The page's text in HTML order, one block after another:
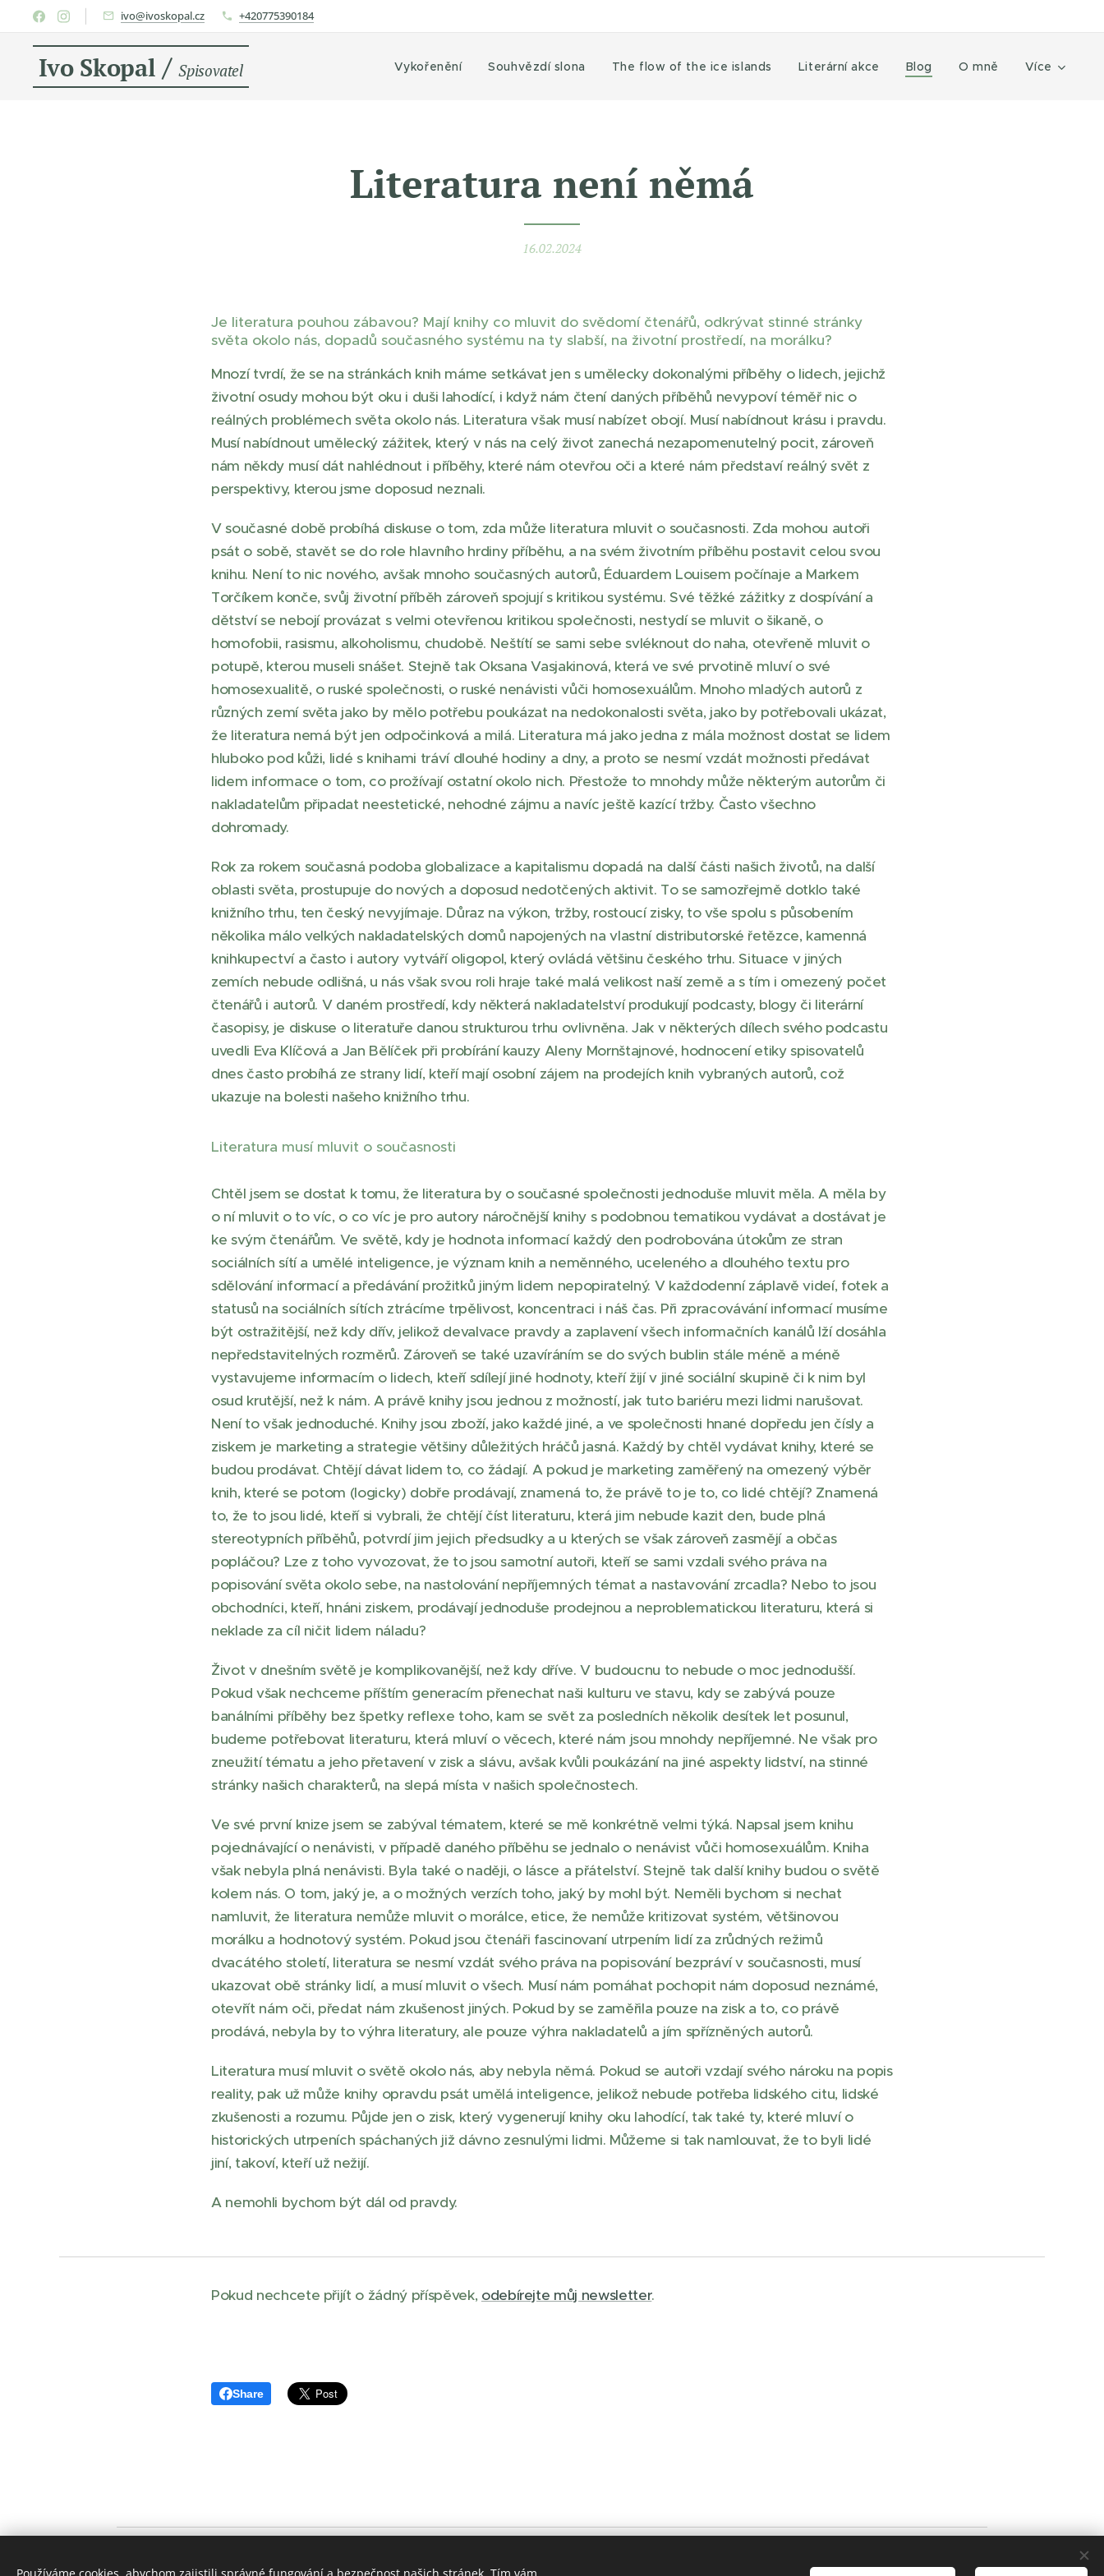
ivo@ivoskopal.cz +420775390184
Ivo Skopal /Spisovatel Vykořenění Souhvězdí slona The flow of the ice islands Literární akce Blog O mně Více
Literatura není němá
16.02.2024
Je literatura pouhou zábavou? Mají knihy co mluvit do svědomí čtenářů, odkrývat stinné stránky
světa okolo nás, dopadů současného systému na ty slabší, na životní prostředí, na morálku?
Mnozí tvrdí, že se na stránkách knih máme setkávat jen s umělecky dokonalými příběhy o lidech, jejichž
životní osudy mohou být oku i duši lahodící, i když nám čtení daných příběhů nevypoví téměř nic o
reálných problémech světa okolo nás. Literatura však musí nabízet obojí. Musí nabídnout krásu i pravdu.
Musí nabídnout umělecký zážitek, který v nás na celý život zanechá nezapomenutelný pocit, zároveň
nám někdy musí dát nahlédnout i příběhy, které nám otevřou oči a které nám představí reálný svět z
perspektivy, kterou jsme doposud neznali.
V současné době probíhá diskuse o tom, zda může literatura mluvit o současnosti. Zda mohou autoři
psát o sobě, stavět se do role hlavního hrdiny příběhu, a na svém životním příběhu postavit celou svou
knihu. Není to nic nového, avšak mnoho současných autorů, Éduardem Louisem počínaje a Markem
Torčíkem konče, svůj životní příběh zároveň spojují s kritikou systému. Své těžké zážitky z dospívání a
dětství se nebojí provázat s velmi otevřenou kritikou společnosti, nestydí se mluvit o šikaně, o
homofobii, rasismu, alkoholismu, chudobě. Neštítí se sami sebe svléknout do naha, otevřeně mluvit o
potupě, kterou museli snášet. Stejně tak Oksana Vasjakinová, která ve své prvotině mluví o své
homosexualitě, o ruské společnosti, o ruské nenávisti vůči homosexuálům. Mnoho mladých autorů z
různých zemí světa jako by mělo potřebu poukázat na nedokonalosti světa, jako by potřebovali ukázat,
že literatura nemá být jen odpočinková a milá. Literatura má jako jedna z mála možnost dostat se lidem
hluboko pod kůži, lidé s knihami tráví dlouhé hodiny a dny, a proto se nesmí vzdát možnosti předávat
lidem informace o tom, co prožívají ostatní okolo nich. Přestože to mnohdy může některým autorům či
nakladatelům připadat neestetické, nehodné zájmu a navíc ještě kazící tržby. Často všechno
dohromady.
Rok za rokem současná podoba globalizace a kapitalismu dopadá na další části našich životů, na další
oblasti světa, prostupuje do nových a doposud nedotčených aktivit. To se samozřejmě dotklo také
knižního trhu, ten český nevyjímaje. Důraz na výkon, tržby, rostoucí zisky, to vše spolu s působením
několika málo velkých nakladatelských domů napojených na vlastní distributorské řetězce, kamenná
knihkupectví a často i autory vytváří oligopol, který ovládá většinu českého trhu. Situace v jiných
zemích nebude odlišná, u nás však svou roli hraje také malá velikost naší země a s tím i omezený počet
čtenářů i autorů. V daném prostředí, kdy některá nakladatelství produkují podcasty, blogy či literární
časopisy, je diskuse o literatuře danou strukturou trhu ovlivněna. Jak v některých dílech svého podcastu
uvedli Eva Klíčová a Jan Bělíček při probírání kauzy Aleny Mornštajnové, hodnocení etiky spisovatelů
dnes často probíhá ze strany lidí, kteří mají osobní zájem na prodejích knih vybraných autorů, což
ukazuje na bolesti našeho knižního trhu.
Literatura musí mluvit o současnosti
Chtěl jsem se dostat k tomu, že literatura by o současné společnosti jednoduše mluvit měla. A měla by
o ní mluvit o to víc, o co víc je pro autory náročnější knihy s podobnou tematikou vydávat a dostávat je
ke svým čtenářům. Ve světě, kdy je hodnota informací každý den podrobována útokům ze stran
sociálních sítí a umělé inteligence, je význam knih a neměnného, uceleného a dlouhého textu pro
sdělování informací a předávání prožitků jiným lidem nepopiratelný. V každodenní záplavě videí, fotek a
statusů na sociálních sítích ztrácíme trpělivost, koncentraci i náš čas. Při zpracovávání informací musíme
být ostražitější, než kdy dřív, jelikož devalvace pravdy a zaplavení všech informačních kanálů lží dosáhla
nepředstavitelných rozměrů. Zároveň se také uzavíráním se do svých bublin stále méně a méně
vystavujeme informacím o lidech, kteří sdílejí jiné hodnoty, kteří žijí v jiné sociální skupině či k nim byl
osud krutější, než k nám. A právě knihy jsou jednou z možností, jak tuto bariéru mezi lidmi narušovat.
Není to však jednoduché. Knihy jsou zboží, jako každé jiné, a ve společnosti hnané dopředu jen čísly a
ziskem je marketing a strategie většiny důležitých hráčů jasná. Každý by chtěl vydávat knihy, které se
budou prodávat. Chtějí dávat lidem to, co žádají. A pokud je marketing zaměřený na omezený výběr
knih, které se potom (logicky) dobře prodávají, znamená to, že právě to je to, co lidé chtějí? Znamená
to, že to jsou lidé, kteří si vybrali, že chtějí číst literaturu, která jim nebude kazit den, bude plná
stereotypních příběhů, potvrdí jim jejich předsudky a u kterých se však zároveň zasmějí a občas
popláčou? Lze z toho vyvozovat, že to jsou samotní autoři, kteří se sami vzdali svého práva na
popisování světa okolo sebe, na nastolování nepříjemných témat a nastavování zrcadla? Nebo to jsou
obchodníci, kteří, hnáni ziskem, prodávají jednoduše prodejnou a neproblematickou literaturu, která si
neklade za cíl ničit lidem náladu?
Život v dnešním světě je komplikovanější, než kdy dříve. V budoucnu to nebude o moc jednodušší.
Pokud však nechceme příštím generacím přenechat naši kulturu ve stavu, kdy se zabývá pouze
banálními příběhy bez špetky reflexe toho, kam se svět za posledních několik desítek let posunul,
budeme potřebovat literaturu, která mluví o věcech, které nám jsou mnohdy nepříjemné. Ne však pro
zneužití tématu a jeho přetavení v zisk a slávu, avšak kvůli poukázání na jiné aspekty lidství, na stinné
stránky našich charakterů, na slepá místa v našich společnostech.
Ve své první knize jsem se zabýval tématem, které se mě konkrétně velmi týká. Napsal jsem knihu
pojednávající o nenávisti, v případě daného příběhu se jednalo o nenávist vůči homosexuálům. Kniha
však nebyla plná nenávisti. Byla také o naději, o lásce a přátelství. Stejně tak další knihy budou o světě
kolem nás. O tom, jaký je, a o možných verzích toho, jaký by mohl být. Neměli bychom si nechat
namluvit, že literatura nemůže mluvit o morálce, etice, že nemůže kritizovat systém, většinovou
morálku a hodnotový systém. Pokud jsou čtenáři fascinovaní utrpením lidí za zrůdných režimů
dvacátého století, literatura se nesmí vzdát svého práva na popisování bezpráví v současnosti, musí
ukazovat obě stránky lidí, a musí mluvit o všech. Musí nám pomáhat pochopit nám doposud neznámé,
otevřít nám oči, předat nám zkušenost jiných. Pokud by se zaměřila pouze na zisk a to, co právě
prodává, nebyla by to výhra literatury, ale pouze výhra nakladatelů a jím spřízněných autorů.
Literatura musí mluvit o světě okolo nás, aby nebyla němá. Pokud se autoři vzdají svého nároku na popis
reality, pak už může knihy opravdu psát umělá inteligence, jelikož nebude potřeba lidského citu, lidské
zkušenosti a rozumu. Půjde jen o zisk, který vygenerují knihy oku lahodící, tak také ty, které mluví o
historických utrpeních spáchaných již dávno zesnulými lidmi. Můžeme si tak namlouvat, že to byli lidé
jiní, takoví, kteří už nežijí.
A nemohli bychom být dál od pravdy.
Pokud nechcete přijít o žádný příspěvek, odebírejte můj newsletter.
Share